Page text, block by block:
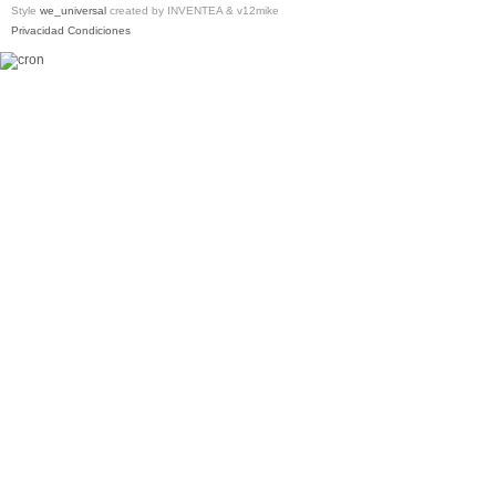
Style we_universal created by INVENTEA & v12mike
Privacidad Condiciones